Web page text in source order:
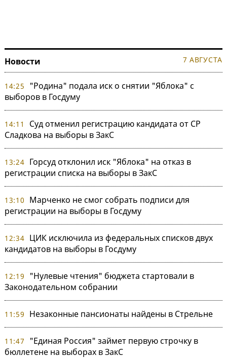
Новости 7 АВГУСТА
14:25
"Родина" подала иск о снятии "Яблока" с
выборов в Госдуму
14:11
Суд отменил регистрацию кандидата от СР
Сладкова на выборы в ЗакС
13:24 Горсуд отклонил иск "Яблока" на отказ в
регистрации списка на выборы в ЗакС
13:10
Марченко не смог собрать подписи для
регистрации на выборы в Госдуму
12:34 ЦИК исключила из федеральных списков двух
кандидатов на выборы в Госдуму
12:19
"Нулевые чтения" бюджета стартовали в
Законодательном собрании
11:59 Незаконные пансионаты найдены в Стрельне
11:47
"Единая Россия" займет первую строчку в
бюллетене на выборах в ЗакС